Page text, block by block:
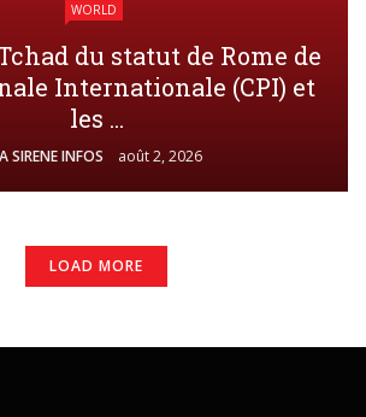
WORLD
du statut de Rome de
Internationale (CPI) et
les ...
SIRENE INFOS août 2, 2026
LOAD MORE